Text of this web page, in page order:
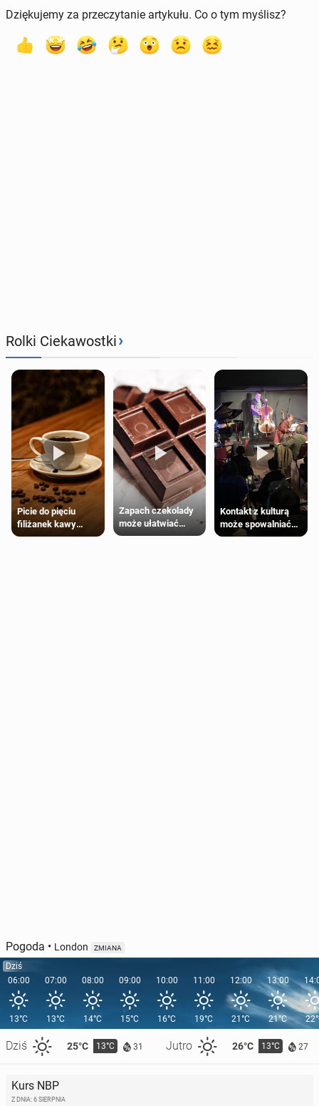
Dziękujemy za przeczytanie artykułu. Co o tym myślisz?
Rolki Ciekawostki›
Picie do pięciu
filiżanek kawy
dziennie jest
Zapach czekolady
może ułatwiać
trening siłowy
Kontakt z kulturą
może spowalniać
starzenie
Pogoda • London ZMIANA
Dziś
06:00
13°C
Dziś 25°C 13°C 31 Jutro 26°C 13°C 27
07:00
13°C
08:00
14°C
09:00
15°C
10:00
16°C
11:00
19°C
12:00
21°C
13:00
21°C
Kurs NBP
Z DNIA: 6 SIERPNIA